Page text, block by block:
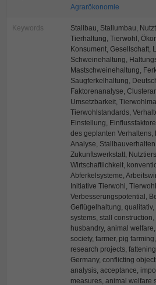
Agrarökonomie
Keywords
Stallbau, Stallumbau,
Tierhaltung, Tierwohl,
Konsument, Gesellschaft,
Schweinehaltung,
Mastschweinehaltung,
Saugferkelhaltung,
Faktorenanalyse,
Umsetzbarkeit,
Tierwohlstandards,
Einstellung,
des geplanten Verhaltens,
Analyse,
Zukunftswerkstatt,
Wirtschaftlichkeit,
Abferkelsysteme,
Initiative Tierwohl,
Verbesserungspotential,
Geflügelhaltung,
systems, stall
husbandry, animal
society, farmer, pig
research projects,
Germany, conflicting
analysis, acceptance,
measures, animal welfare